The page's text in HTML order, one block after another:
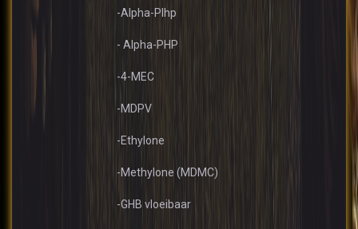
-Alpha-PIhp
- Alpha-PHP
-4-MEC
-MDPV
-Ethylone
-Methylone (MDMC)
-GHB vloeibaar